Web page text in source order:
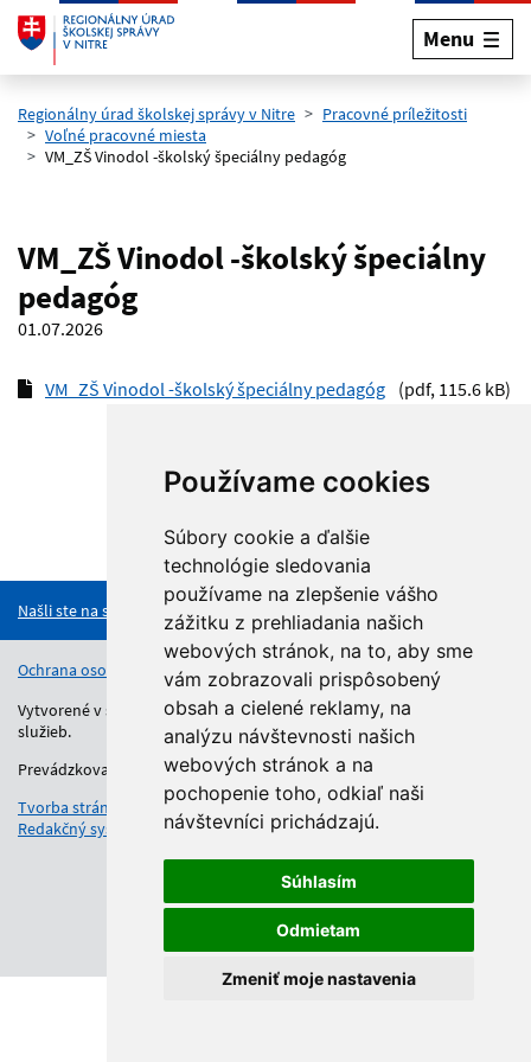
Používame cookies
Súbory cookie a ďalšie
technológie sledovania
používame na zlepšenie vášho
zážitku z prehliadania našich
webových stránok, na to, aby sme
vám zobrazovali prispôsobený
obsah a cielené reklamy, na
analýzu návštevnosti našich
webových stránok a na
pochopenie toho, odkiaľ naši
návštevníci prichádzajú.
Súhlasím
Odmietam
Zmeniť moje nastavenia
Preskočiť na hlavný obsah
Menu
Regionálny úrad školskej správy v Nitre
Pracovné príležitosti
Voľné pracovné miesta
VM_ZŠ Vinodol -školský špeciálny pedagóg
VM_ZŠ Vinodol -školský špeciálny
pedagóg
01.07.2026
VM_ZŠ Vinodol -školský špeciálny pedagóg (pdf, 115.6 kB)
Našli ste na stránke chybu?
Ochrana osobných údajov Vyhlásenie o prístupnosti
Kontakt
Vytvorené v súlade s Jednotným dizajn manuálom elektronických
služieb.
Prevádzkovateľom služby je Regionálny úrad školskej správy.
Tvorba stránok
: Aglo Solutions
Redakčný systém
: SysCom